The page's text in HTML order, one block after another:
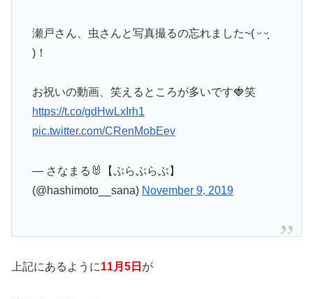
瀬戸さん、虫さんと写真撮るの忘れました~( ᵕ ᵕ̩̩
)！
お祝いの動画、笑えるところが多いです🍓笑
https://t.co/gdHwLxIrh1
pic.twitter.com/CRenMobEev
— さなまる🐰【ぷらぷらぶ】
(@hashimoto__sana) November 9, 2019
上記にあるように11月5日 が